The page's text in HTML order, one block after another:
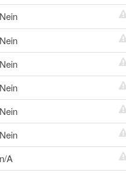
Nein
Nein
Nein
Nein
Nein
Nein
n/A